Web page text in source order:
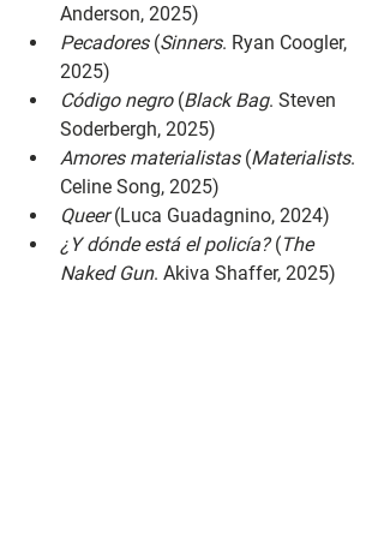
Anderson, 2025)
Pecadores (Sinners. Ryan Coogler,
2025)
Código negro (Black Bag. Steven
Soderbergh, 2025)
Amores materialistas (Materialists.
Celine Song, 2025)
Queer (Luca Guadagnino, 2024)
¿Y dónde está el policía? (The
Naked Gun. Akiva Shaffer, 2025)